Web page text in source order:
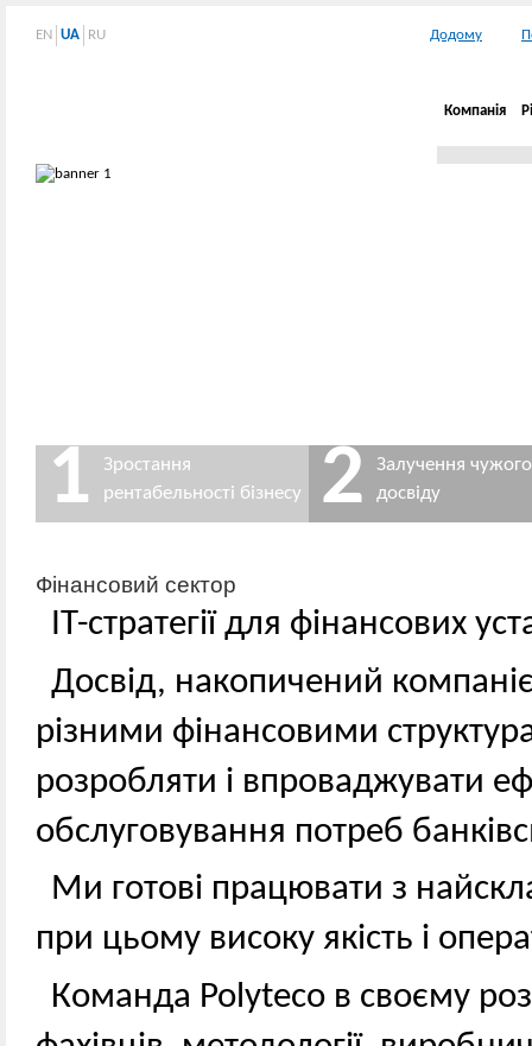
EN UA RU Додому
Компанія
1
Зростання
рентабельності бізнесу
2
Залучення чужого
досвіду
Фінансовий сектор
IТ-стратегії для фінансових
Досвід, накопичений
різними фінансовими
розробляти і впроваджувати
обслуговування потреб
Ми готові працювати з
при цьому високу якість і
Команда Polyteco в своєму